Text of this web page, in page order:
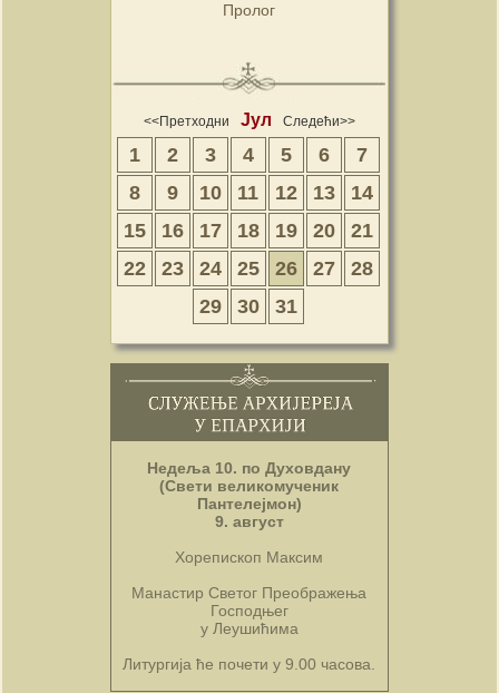
Пролог
<<Претходни Јул Следећи>>
1 2 3 4 5 6
7
8
9 10 11 12 13
14
15
16 17 18 19 20
21
22
23 24 25 26 27
28
29
30 31
Недеља 10. по Духовдану
(Свети великомученик
Пантелејмон)
9. август
Хорепископ Максим
Манастир Светог Преображења
Господњег
у Леушићима
Литургија ће почети у 9.00 часова.